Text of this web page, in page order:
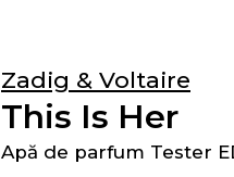
Zadig & Voltaire
This Is Her
Apă de parfum Tester